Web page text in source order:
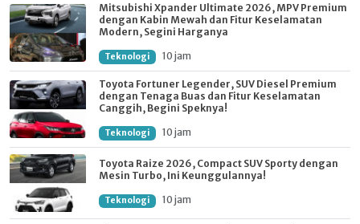
Mitsubishi Xpander Ultimate 2026, MPV Premium
dengan Kabin Mewah dan Fitur Keselamatan
Modern, Segini Harganya
Teknologi 10 jam
Toyota Fortuner Legender, SUV Diesel Premium
dengan Tenaga Buas dan Fitur Keselamatan
Canggih, Begini Speknya!
Teknologi 10 jam
Toyota Raize 2026, Compact SUV Sporty dengan
Mesin Turbo, Ini Keunggulannya!
Teknologi 10 jam